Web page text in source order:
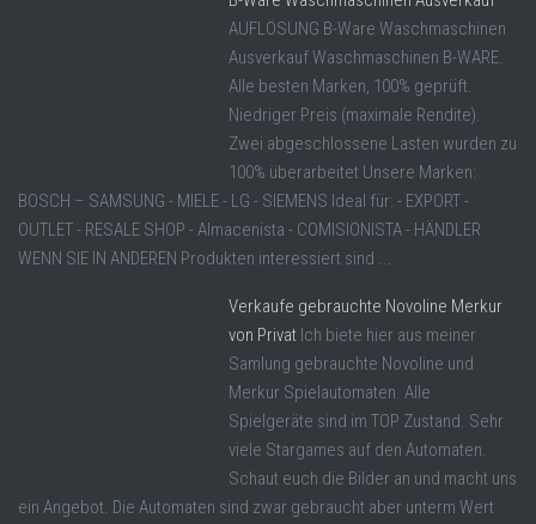
AUFLÖSUNG B-Ware Waschmaschinen
Ausverkauf Waschmaschinen B-WARE.
Alle besten Marken, 100% geprüft.
Niedriger Preis (maximale Rendite).
Zwei abgeschlossene Lasten wurden zu
100% überarbeitet Unsere Marken:
BOSCH – SAMSUNG - MIELE - LG - SIEMENS Ideal für: - EXPORT -
OUTLET - RESALE SHOP - Almacenista - COMISIONISTA - HÄNDLER
WENN SIE IN ANDEREN Produkten interessiert sind ...
Verkaufe gebrauchte Novoline Merkur
von Privat Ich biete hier aus meiner
Samlung gebrauchte Novoline und
Merkur Spielautomaten. Alle
Spielgeräte sind im TOP Zustand. Sehr
viele Stargames auf den Automaten.
Schaut euch die Bilder an und macht uns
ein Angebot. Die Automaten sind zwar gebraucht aber unterm Wert